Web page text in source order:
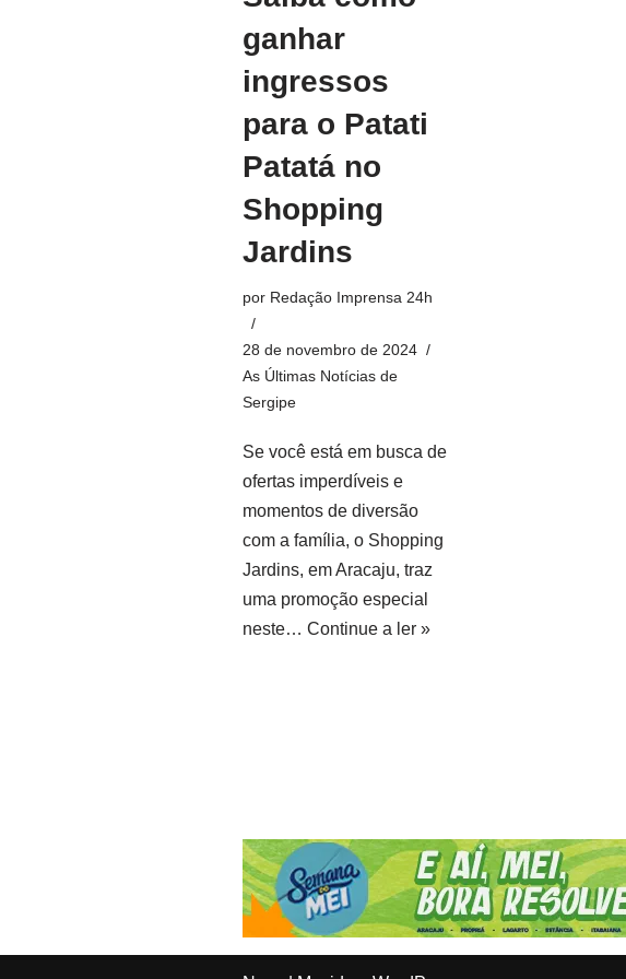
ganhar
ingressos
para o Patati
Patatá no
Shopping
Jardins
por Redação Imprensa 24h
28 de novembro de 2024
As Últimas Notícias de
Sergipe
Se você está em busca de
ofertas imperdíveis e
momentos de diversão
com a família, o Shopping
Jardins, em Aracaju, traz
uma promoção especial
neste… Continue a ler »